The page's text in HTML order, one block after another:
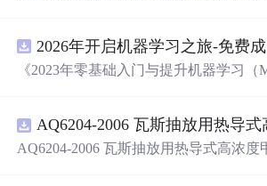
生活态度的反思，展现了作者对自我提
刻感悟。
2026年开启机器学习之旅-免费成
《2023年零基础入门与提升机器学习
AQ6204-2006 瓦斯抽放用热导式高浓度